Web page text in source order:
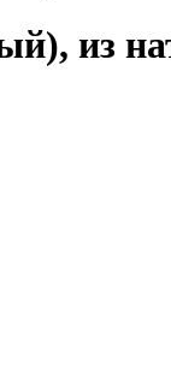
из